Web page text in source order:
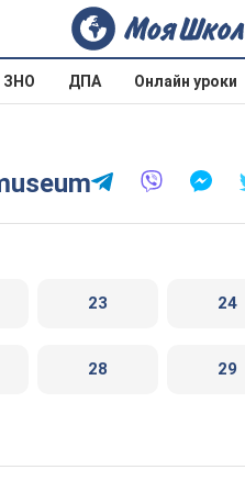
ЗНО ДПА Онлайн уроки
23 24
28 29